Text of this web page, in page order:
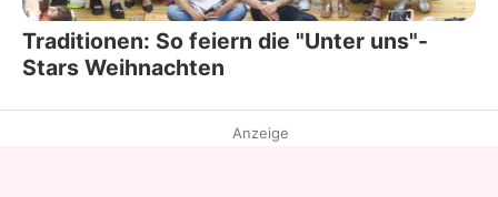
Traditionen: So feiern die "Unter uns"-
Stars Weihnachten
Anzeige